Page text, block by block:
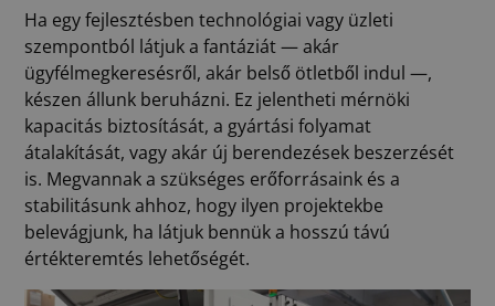
Ha egy fejlesztésben technológiai vagy üzleti
szempontból látjuk a fantáziát — akár
ügyfélmegkeresésről, akár belső ötletből indul —,
készen állunk beruházni. Ez jelentheti mérnöki
kapacitás biztosítását, a gyártási folyamat
átalakítását, vagy akár új berendezések beszerzését
is. Megvannak a szükséges erőforrásaink és a
stabilitásunk ahhoz, hogy ilyen projektekbe
belevágjunk, ha látjuk bennük a hosszú távú
értékteremtés lehetőségét.